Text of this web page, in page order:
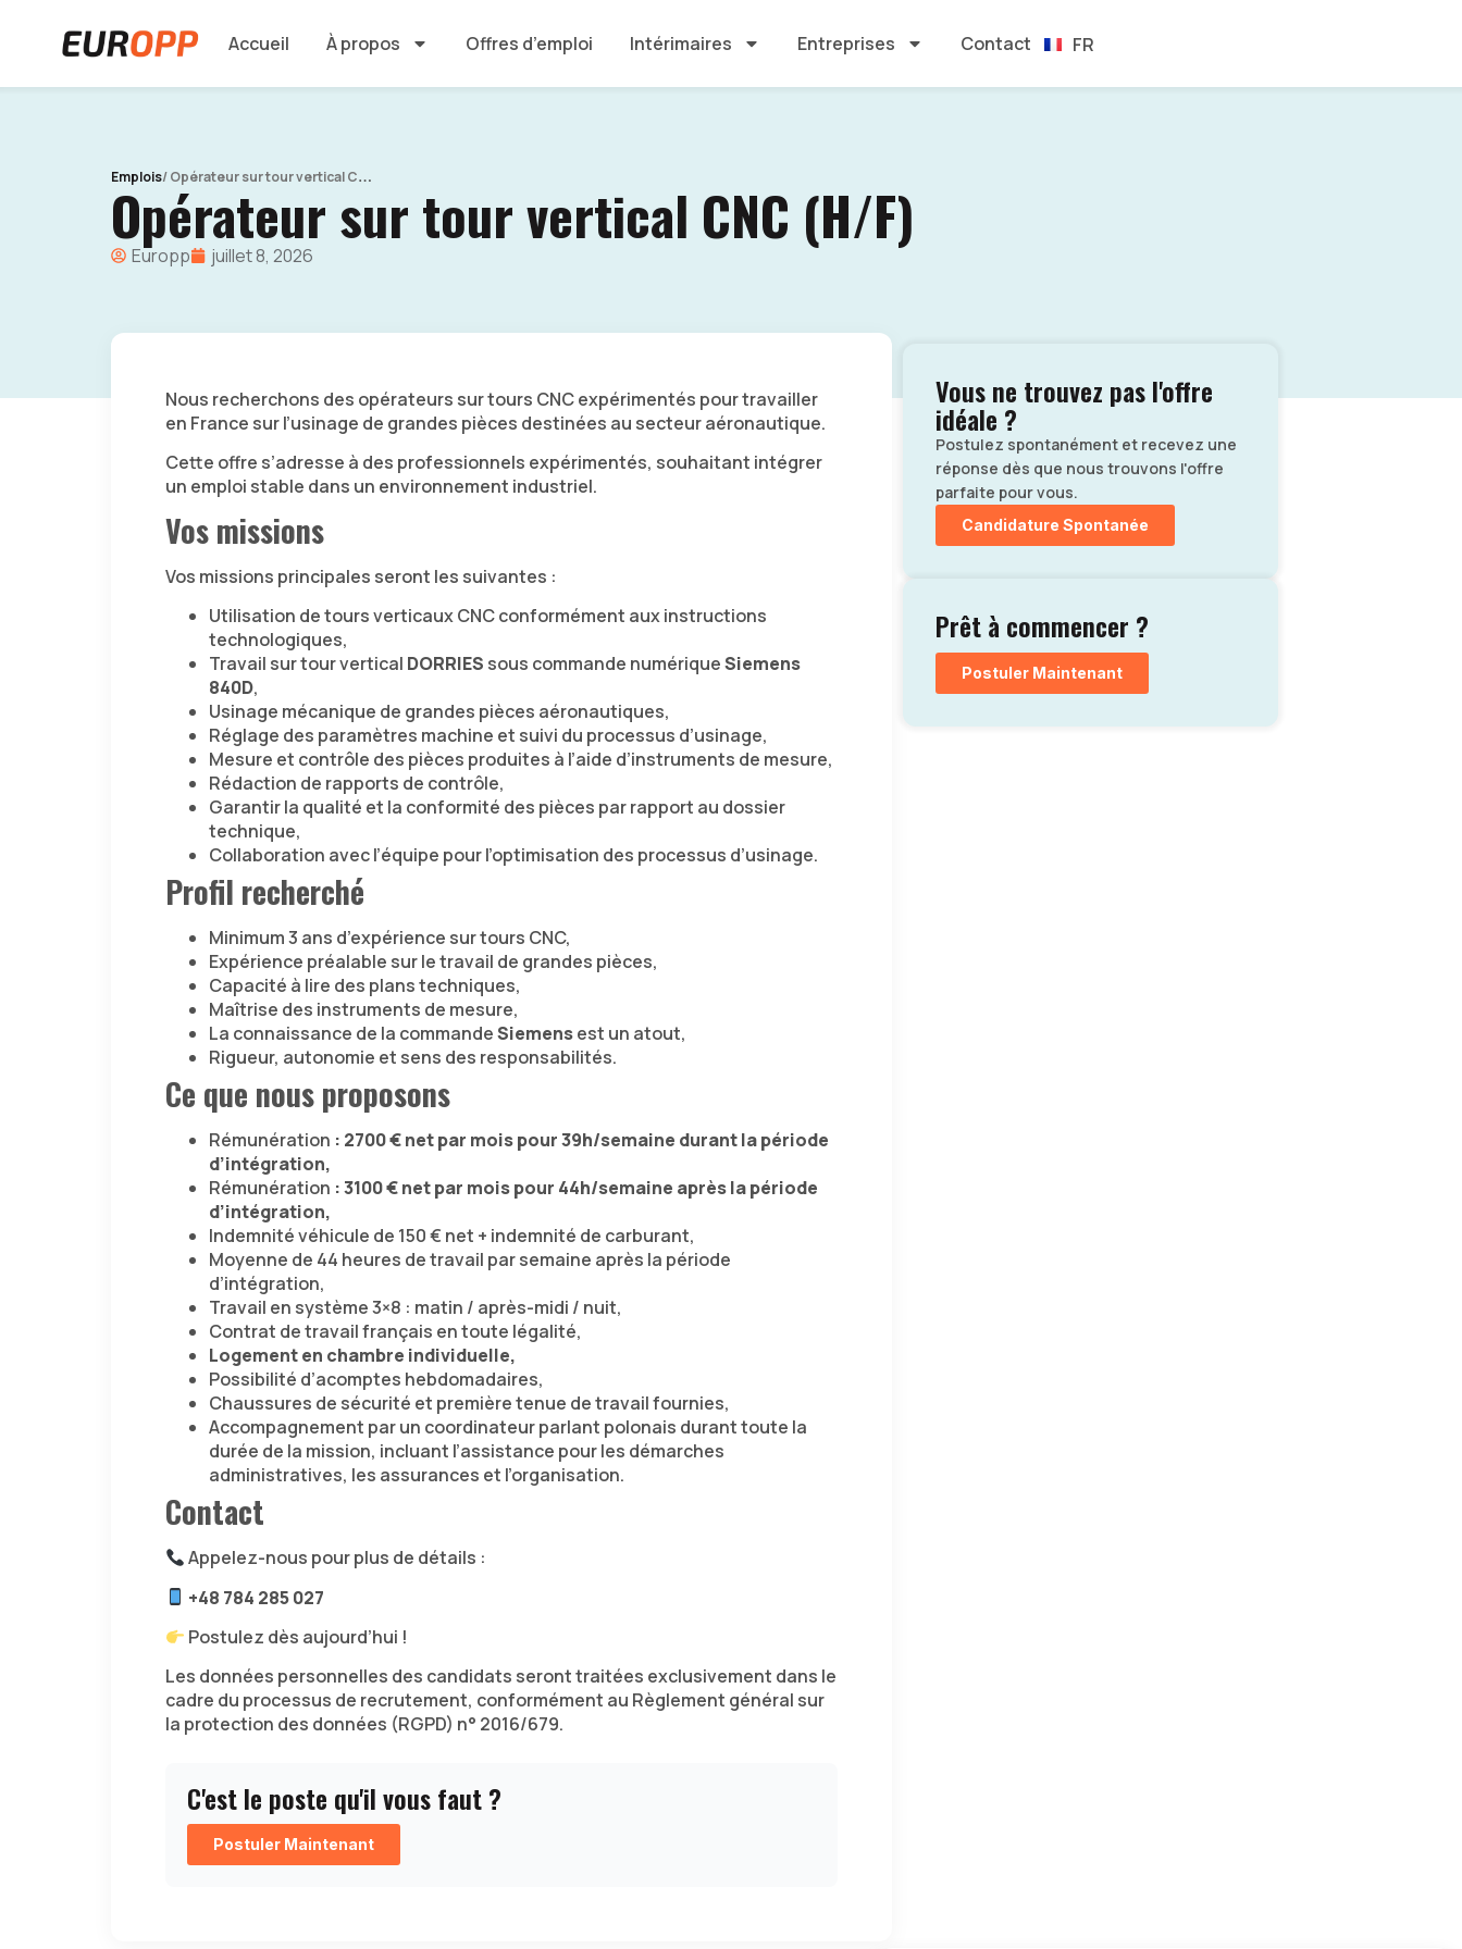
Accueil À propos Offres d’emploi Intérimaires Entreprises Contact FR
ES
Emplois /
Opérateur sur tour vertical CNC (H/F)
Opérateur sur tour vertical CNC (H/F)
Europp juillet 8, 2026
Nous recherchons des opérateurs sur tours CNC expérimentés pour travailler
en France sur l’usinage de grandes pièces destinées au secteur aéronautique.
Cette offre s’adresse à des professionnels expérimentés, souhaitant intégrer
un emploi stable dans un environnement industriel.
Vos missions
Vos missions principales seront les suivantes :
Utilisation de tours verticaux CNC conformément aux instructions
technologiques,
Travail sur tour vertical DORRIES sous commande numériqueSiemens
840D,
Usinage mécanique de grandes pièces aéronautiques,
Réglage des paramètres machine et suivi du processus d’usinage,
Mesure et contrôle des pièces produites à l’aide d’instruments de mesure,
Rédaction de rapports de contrôle,
Garantir la qualité et la conformité des pièces par rapport au dossier
technique,
Collaboration avec l’équipe pour l’optimisation des processus d’usinage.
Profil recherché
Minimum 3 ans d’expérience sur tours CNC,
Expérience préalable sur le travail de grandes pièces,
Capacité à lire des plans techniques,
Maîtrise des instruments de mesure,
La connaissance de la commandeSiemensest un atout,
Rigueur, autonomie et sens des responsabilités.
Ce que nous proposons
Rémunération : 2700 € net par mois pour 39h/semaine durant la période
d’intégration,
Rémunération : 3100 € net par mois pour 44h/semaine après la période
d’intégration,
Indemnité véhicule de 150 € net + indemnité de carburant,
Moyenne de 44 heures de travail par semaine après la période
d’intégration,
Travail en système 3×8 : matin / après-midi / nuit,
Contrat de travail français en toute légalité,
Logement en chambre individuelle,
Possibilité d’acomptes hebdomadaires,
Chaussures de sécurité et première tenue de travail fournies,
Accompagnement par un coordinateur parlant polonais durant toute la
durée de la mission, incluant l’assistance pour les démarches
administratives, les assurances et l’organisation.
Contact
Appelez-nous pour plus de détails :
+48 784 285 027
Postulez dès aujourd’hui !
Les données personnelles des candidats seront traitées exclusivement dans le
cadre du processus de recrutement, conformément au Règlement général sur
la protection des données (RGPD) n° 2016/679.
C'est le poste qu'il vous faut ?
Postuler Maintenant
Vous ne trouvez pas l'offre
idéale ?
Postulez spontanément et recevez une
réponse dès que nous trouvons l'offre
parfaite pour vous.
Candidature Spontanée
Prêt à commencer ?
Postuler Maintenant